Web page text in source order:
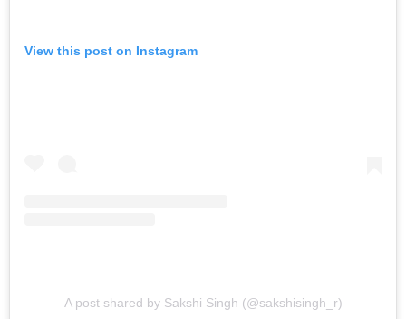
View this post on Instagram
A post shared by Sakshi Singh (@sakshisingh_r)